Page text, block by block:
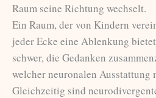
Raum seine Richtung wechselt.
Ein Raum, der von Kindern
jeder Ecke eine Ablenkung
schwer, die Gedanken
welcher neuronalen Ausstattung
Gleichzeitig sind